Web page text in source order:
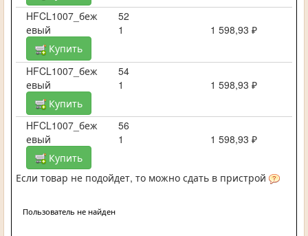
HFCL1007_беж
евый
52
1
1 598,93 ₽
Купить
HFCL1007_беж
евый
54
1
1 598,93 ₽
Купить
HFCL1007_беж
евый
56
1
1 598,93 ₽
Купить
Если товар не подойдет, то можно сдать в пристрой
Пользователь не найден